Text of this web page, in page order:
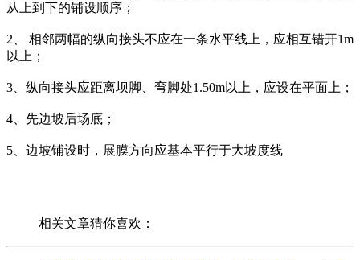
从上到下的铺设顺序；
2、 相邻两幅的纵向接头不应在一条水平线上，应相互错开1m
以上；
3、纵向接头应距离坝脚、弯脚处1.50m以上，应设在平面上；
4、先边坡后场底；
5、边坡铺设时，展膜方向应基本平行于大坡度线
相关文章猜你喜欢：